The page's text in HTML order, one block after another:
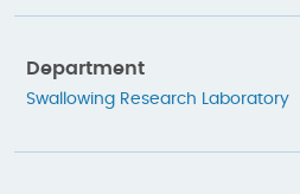
Department
Swallowing Research Laboratory